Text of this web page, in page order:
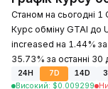
Станом на сьогодні
Курс обміну GTAI до
increased на 1.44%
35.73% за останні 30
24H 7D 14D
Високий: $0.009299